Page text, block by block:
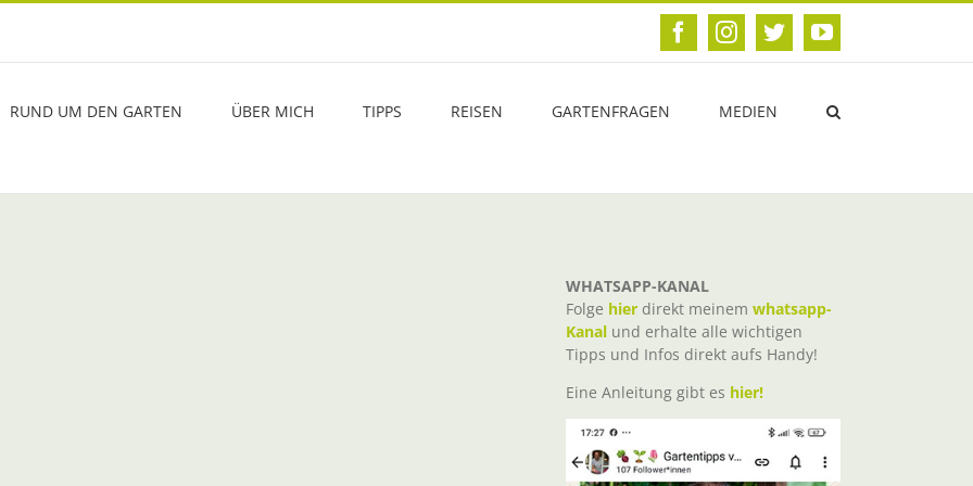
FacebookInstagram
TwitterYouTube
RUND UM DEN GARTEN ÜBER MICH TIPPS REISEN GARTENFRAGEN MEDIEN
WHATSAPP-KANAL
Folge hier direkt meinem whatsapp-
Kanal und erhalte alle wichtigen
Tipps und Infos direkt aufs Handy!
Eine Anleitung gibt es hier!